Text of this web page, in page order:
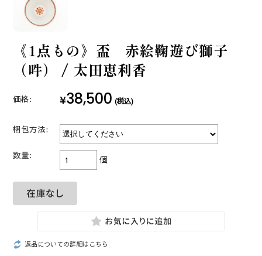
《1点もの》盃 赤絵鞠遊び獅子
（吽） / 太田恵利香
価格: ¥38,500 (税込)
梱包方法:
数量: 個
返品についての詳細はこちら